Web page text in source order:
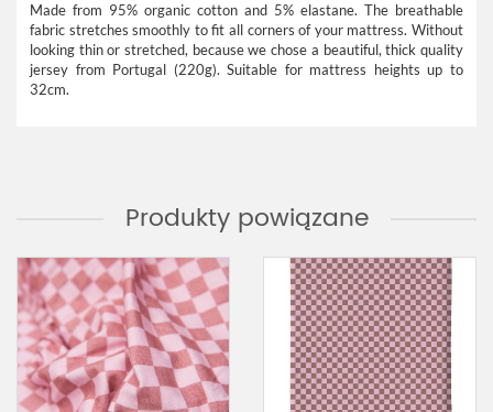
Made from 95% organic cotton and 5% elastane. The breathable
fabric stretches smoothly to fit all corners of your mattress. Without
looking thin or stretched, because we chose a beautiful, thick quality
jersey from Portugal (220g). Suitable for mattress heights up to
32cm.
Produkty powiązane